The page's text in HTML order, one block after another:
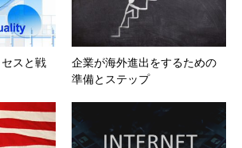
スと戦
企業が海外進出をするための
準備とステップ